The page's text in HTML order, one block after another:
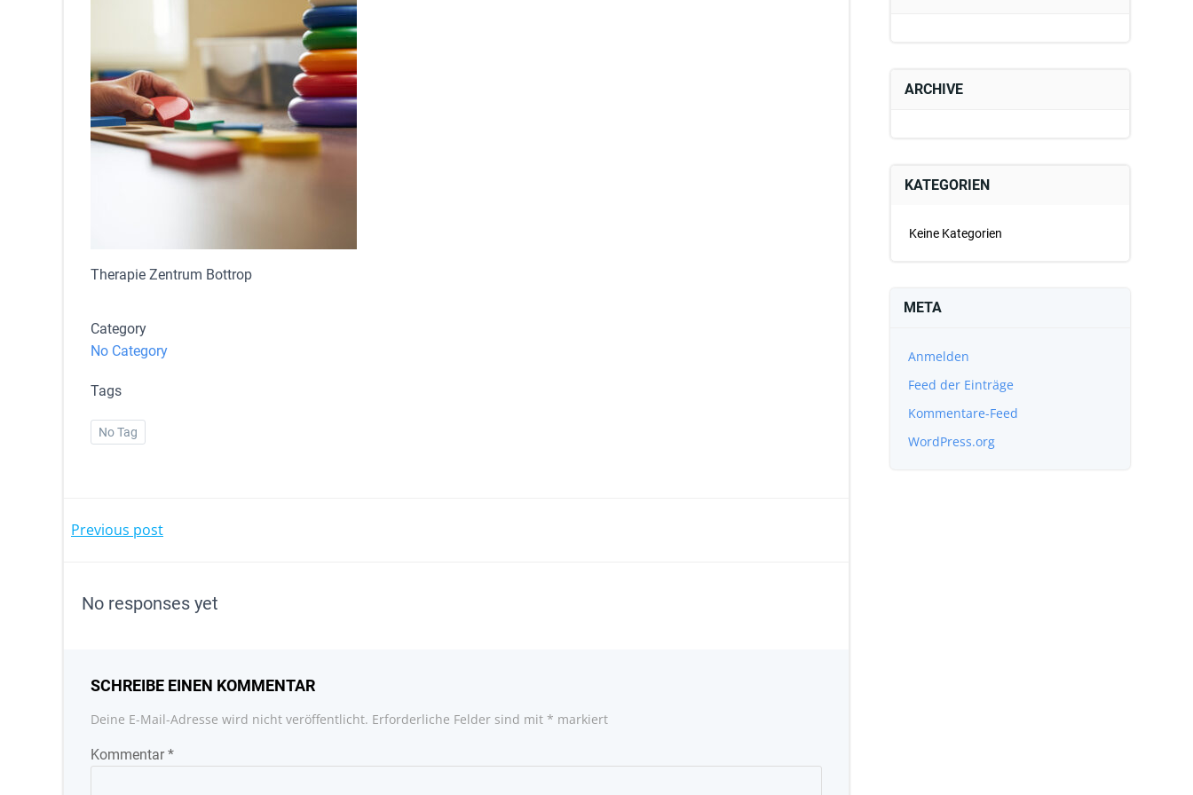
Therapie Zentrum Bottrop
Category
No Category
Tags
No Tag
POST
Previous post
No responses yet
SCHREIBE EINEN KOMMENTAR
Deine E-Mail-Adresse wird nicht veröffentlicht. Erforderliche Felder sind mit * markiert
Kommentar*
ARCHIVE
KATEGORIEN
Keine Kategorien
META
Anmelden
Feed der Einträge
Kommentare-Feed
WordPress.org